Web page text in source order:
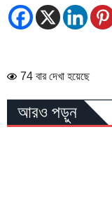
74 বার দেখা হয়েছে
আরও পড়ুন